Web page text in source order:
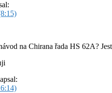
na Chirana řada HS 62A?